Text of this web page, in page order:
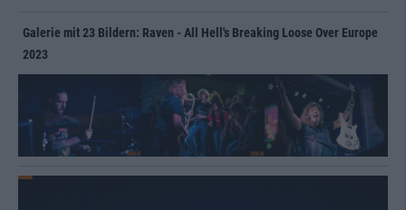
Galerie mit 23 Bildern: Raven - All Hell's Breaking Loose Over Europe
2023